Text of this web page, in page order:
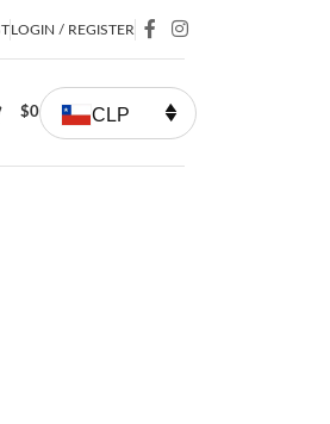
LOGIN / REGISTER
$0 CLP